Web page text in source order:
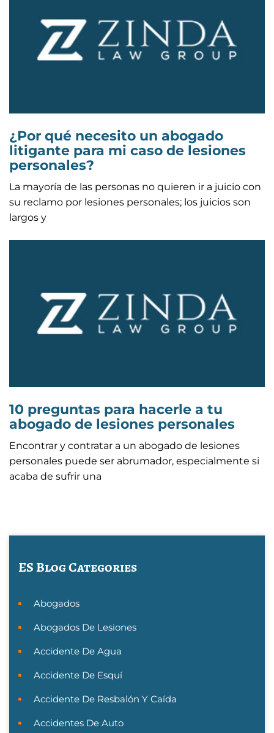
¿Por qué necesito un abogado
litigante para mi caso de lesiones
personales?
La mayoría de las personas no quieren ir a juicio con
su reclamo por lesiones personales; los juicios son
largos y
10 preguntas para hacerle a tu
abogado de lesiones personales
Encontrar y contratar a un abogado de lesiones
personales puede ser abrumador, especialmente si
acaba de sufrir una
ES Blog Categories
Abogados
Abogados De Lesiones
Accidente De Agua
Accidente De Esquí
Accidente De Resbalón Y Caída
Accidentes De Auto